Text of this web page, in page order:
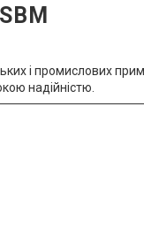
і промислових
надійністю.